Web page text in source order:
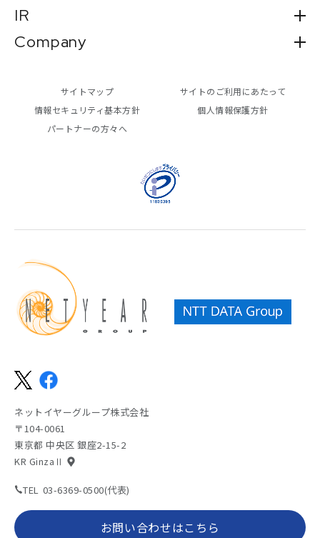
IR
Company
サイトのご利用にあたって
個人情報保護方針
情報セキュリティ基本方針
パートナーの方々へ
サイトマップ
ネットイヤーグループ株式会社
〒104-0061
東京都 中央区 銀座2-15-2
KR GinzaⅡ
TEL 03-6369-0500(代表)
お問い合わせはこちら